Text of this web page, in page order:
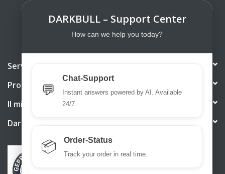
Servizio di assistenza
Prodotti
Il mio account
DarkBull TrendStore
DARKBULL – Support Center
How can we help you today?
💬
Chat-Support
Instant answers powered by AI. Available
24/7.
📦 Order-Status
Track your order in real time.